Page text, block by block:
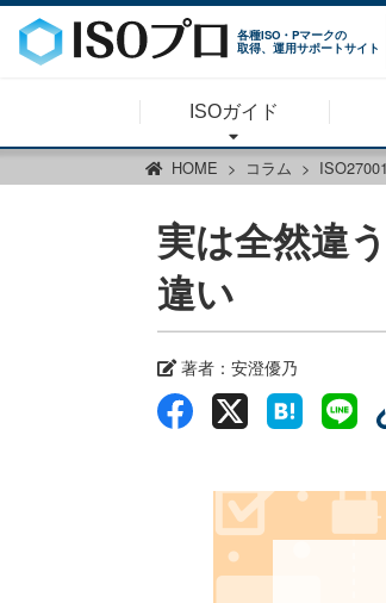
各種ISO・Pマークの
取得、運用サポートサイト
ISOガイド
HOME コラム
実は全然違
違い
著者： 安澄優乃